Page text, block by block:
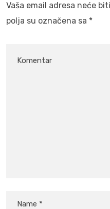
Vaša email adresa neće
polja su označena sa *